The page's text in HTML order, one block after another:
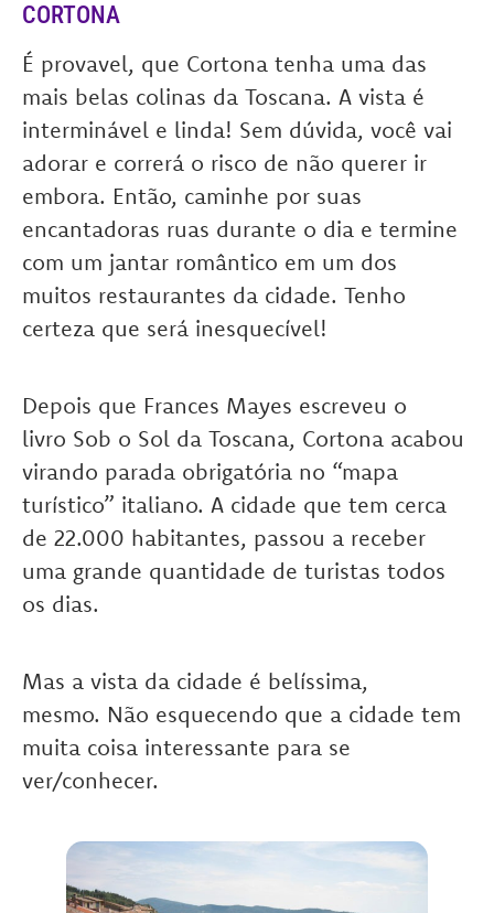
CORTONA
É provavel, que Cortona tenha uma das
mais belas colinas da Toscana. A vista é
interminável e linda! Sem dúvida, você vai
adorar e correrá o risco de não querer ir
embora. Então, caminhe por suas
encantadoras ruas durante o dia e termine
com um jantar romântico em um dos
muitos restaurantes da cidade. Tenho
certeza que será inesquecível!
Depois que Frances Mayes escreveu o
livro Sob o Sol da Toscana, Cortona acabou
virando parada obrigatória no “mapa
turístico” italiano. A cidade que tem cerca
de 22.000 habitantes, passou a receber
uma grande quantidade de turistas todos
os dias.
Mas a vista da cidade é belíssima,
mesmo. Não esquecendo que a cidade tem
muita coisa interessante para se
ver/conhecer.